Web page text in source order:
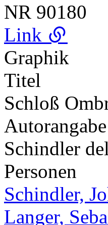
NR 90180
Link
Graphik
Titel
Schloß
Autorangabe
Schindler
Personen
Schindler,
Langer,